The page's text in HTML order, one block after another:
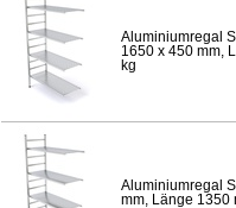
Aluminiumregal
1650 x 450 mm,
kg
Aluminiumregal
mm, Länge 1350